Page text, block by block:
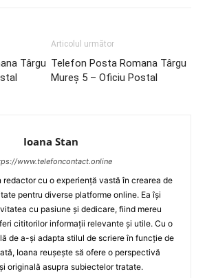
Târgu
Articolul următor
Telefon Posta Romana Târgu
Mureş 5 – Oficiu Postal
Ioana Stan
www.telefoncontact.online
redactor cu o experiență vastă în crearea de
pentru diverse platforme online. Ea își
cu pasiune și dedicare, fiind mereu
cititorilor informații relevante și utile. Cu o
de a-și adapta stilul de scriere în funcție de
Ioana reușește să ofere o perspectivă
originală asupra subiectelor tratate.